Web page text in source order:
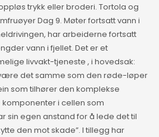
trykk eller broderi. Tortola og
Dag 9. Møter fortsatt vann i
har arbeiderne fortsatt
vann i fjellet. Det er et
livvakt-tjeneste , i hovedsak:
det samme som den røde-løper
som tilhører den komplekse
i cellen som
sin egen anstand for å lede det til
den mot skade”. I tillegg har